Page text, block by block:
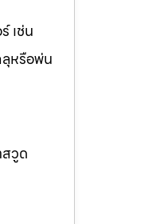
เช่น
หรือพ่น
วูด